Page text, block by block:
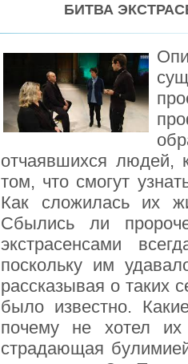
БИТВА
отчаявшихся
том, что смогут
Как сложилась их
Сбылись ли
экстрасенсами
поскольку им
рассказывая о таких
было известно.
почему не хотел
страдающая